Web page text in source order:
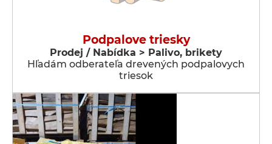
Podpalove triesky
Prodej / Nabídka > Palivo, brikety
Hľadám odberateľa drevených podpalovych
triesok